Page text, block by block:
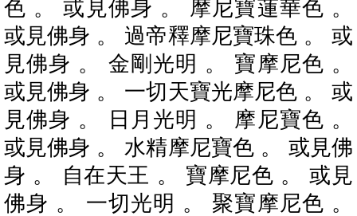
色 。 或見佛身 。 摩尼寶蓮華色 。
或見佛身 。 過帝釋摩尼寶珠色 。 或
見佛身 。 金剛光明 。 寶摩尼色 。
或見佛身 。 一切天寶光摩尼色 。 或
見佛身 。 日月光明 。 摩尼寶色 。
或見佛身 。 水精摩尼寶色 。 或見佛
身 。 自在天王 。 寶摩尼色 。 或見
佛身 。 一切光明 。 聚寶摩尼色 。